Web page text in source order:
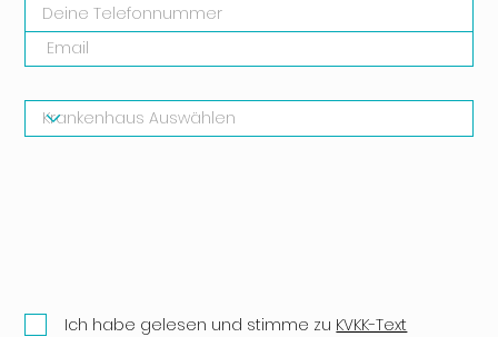
Ich habe gelesen und stimme zu KVKK-Text